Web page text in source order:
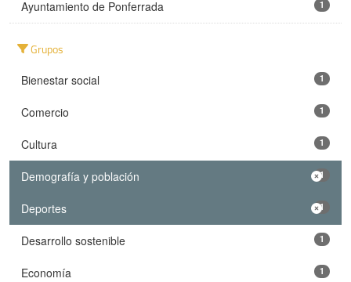
Ayuntamiento de Ponferrada 1
Grupos
Bienestar social 1
Comercio 1
Cultura 1
Demografía y población 1
Deportes 1
Desarrollo sostenible 1
Economía 1